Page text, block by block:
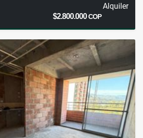
Alquiler
$2.800.000COP